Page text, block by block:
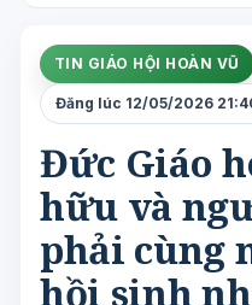
TIN GIÁO HỘI HOÀN VŨ
Đăng lúc 12/05/2026
Đức Giáo
hữu và
phải cùng
hồi sinh